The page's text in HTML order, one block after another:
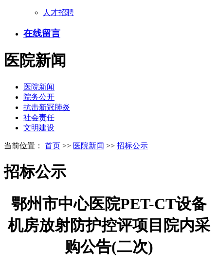
人才招聘
在线留言
医院新闻
医院新闻
院务公开
抗击新冠肺炎
社会责任
文明建设
当前位置： 首页 >> 医院新闻 >> 招标公示
招标公示
鄂州市中心医院PET-CT设备
机房放射防护控评项目院内采
购公告(二次)